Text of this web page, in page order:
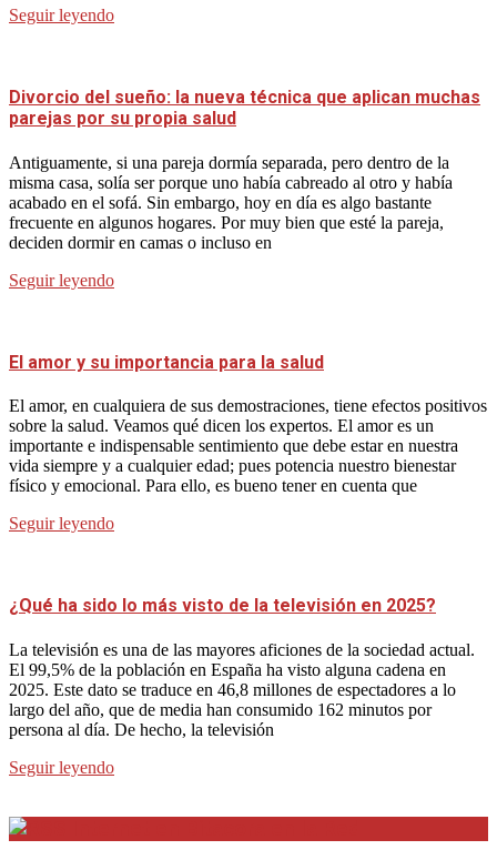
Seguir leyendo
Divorcio del sueño: la nueva técnica que aplican muchas
parejas por su propia salud
Antiguamente, si una pareja dormía separada, pero dentro de la
misma casa, solía ser porque uno había cabreado al otro y había
acabado en el sofá. Sin embargo, hoy en día es algo bastante
frecuente en algunos hogares. Por muy bien que esté la pareja,
deciden dormir en camas o incluso en
Seguir leyendo
El amor y su importancia para la salud
El amor, en cualquiera de sus demostraciones, tiene efectos positivos
sobre la salud. Veamos qué dicen los expertos. El amor es un
importante e indispensable sentimiento que debe estar en nuestra
vida siempre y a cualquier edad; pues potencia nuestro bienestar
físico y emocional. Para ello, es bueno tener en cuenta que
Seguir leyendo
¿Qué ha sido lo más visto de la televisión en 2025?
La televisión es una de las mayores aficiones de la sociedad actual.
El 99,5% de la población en España ha visto alguna cadena en
2025. Este dato se traduce en 46,8 millones de espectadores a lo
largo del año, que de media han consumido 162 minutos por
persona al día. De hecho, la televisión
Seguir leyendo